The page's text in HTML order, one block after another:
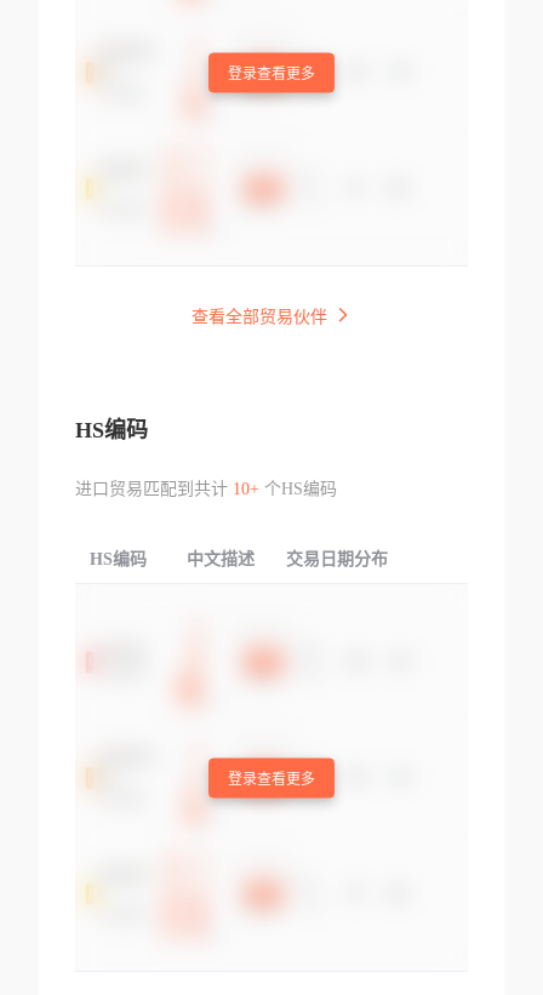
登录查看更多
查看全部贸易伙伴
HS编码
进口贸易匹配到共计 10+个HS编码
HS编码 中文描述 交易日期分布
登录查看更多